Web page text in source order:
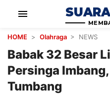
menu SUARA
HOME > Olahraga > NEWS
Babak 32 Besar
Persinga
Tumbang